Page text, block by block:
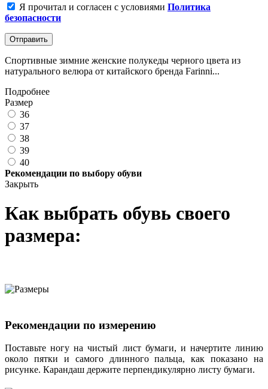
Я прочитал и согласен с условиями Политика
безопасности
Отправить
Спортивные зимние женские полукеды черного цвета из
натурального велюра от китайского бренда Farinni...
Подробнее
Размер
36
37
38
39
40
Рекомендации по выбору обуви
Закрыть
Как выбрать обувь своего
размера:
Рекомендации по измерению
Поставьте ногу на чистый лист бумаги, и начертите линию
около пятки и самого длинного пальца, как показано на
рисунке. Карандаш держите перпендикулярно листу бумаги.